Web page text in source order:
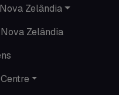
Zelândia
Zelândia